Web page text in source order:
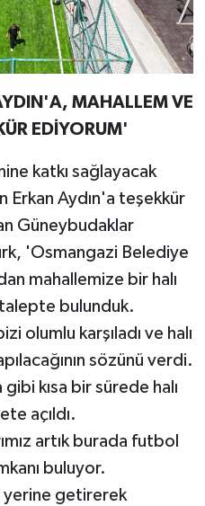
MAHALLEM VE
EDİYORUM'
katkı sağlayacak
Erkan Aydın'a teşekkür
Güneybudaklar
'Osmangazi Belediye
mahallemize bir halı
talepte bulunduk.
olumlu karşıladı ve halı
sözünü verdi.
kısa bir sürede halı
açıldı.
artık burada futbol
buluyor.
yerine getirerek